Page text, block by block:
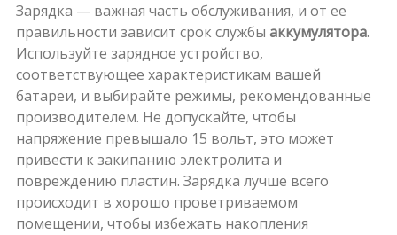
Зарядка — важная часть обслуживания, и от ее
правильности зависит срок службы аккумулятора.
Используйте зарядное устройство,
соответствующее характеристикам вашей
батареи, и выбирайте режимы, рекомендованные
производителем. Не допускайте, чтобы
напряжение превышало 15 вольт, это может
привести к закипанию электролита и
повреждению пластин. Зарядка лучше всего
происходит в хорошо проветриваемом
помещении, чтобы избежать накопления